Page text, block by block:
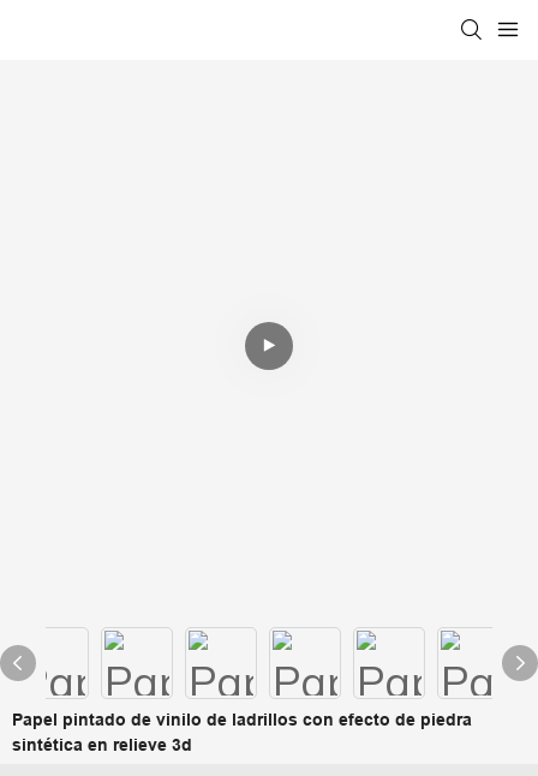
Papel pintado de vinilo de ladrillos con efecto de piedra
sintética en relieve 3d